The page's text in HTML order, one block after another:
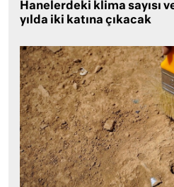
Hanelerdeki klima sayısı
yılda iki katına çıkacak